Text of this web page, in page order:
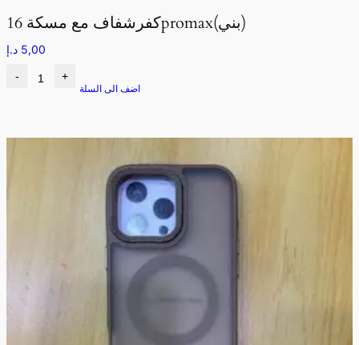
كفرشفاف مع مسكة 16promax(بني)
5,00 د.إ
- +
اضف الى السلة